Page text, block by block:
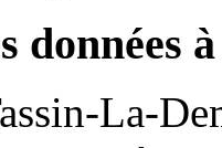
données
La-